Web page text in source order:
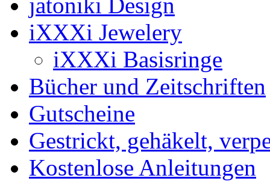
iXXXi Jewelery
iXXXi Basisringe
Bücher und Zeitschriften
Gutscheine
Gestrickt, gehäkelt,
Kostenlose Anleitungen